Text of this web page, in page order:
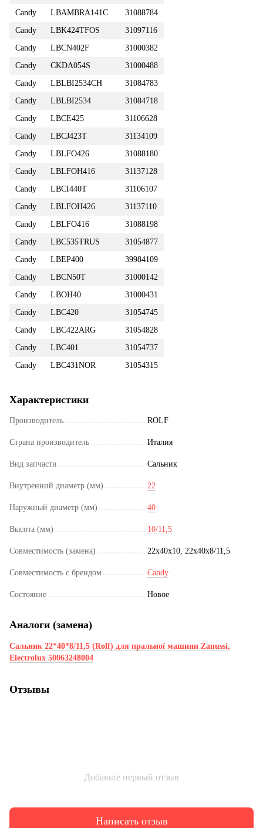
Candy
LBAMBRA141C
31088784
Candy
LBK424TFOS
31097116
Candy
LBCN402F
31000382
Candy
CKDA054S
31000488
Candy
LBLBI2534CH
31084783
Candy
LBLBI2534
31084718
Candy
LBCE425
31106628
Candy
LBCJ423T
31134109
Candy
LBLFO426
31088180
Candy
LBLFOH416
31137128
Candy
LBCI440T
31106107
Candy
LBLFOH426
31137110
Candy
LBLFO416
31088198
Candy
LBC535TRUS
31054877
Candy
LBEP400
39984109
Candy
LBCN50T
31000142
Candy
LBOH40
31000431
Candy
LBC420
31054745
Candy
LBC422ARG
31054828
Candy
LBC401
31054737
Candy
LBC431NOR 31054315
Характеристики
Производитель ROLF
Страна производитель Италия
Вид запчасти Сальник
Внутренний диаметр (мм) 22
Наружный диаметр (мм) 40
Высота (мм) 10/11,5
Совместимость (замена) 22x40x10, 22x40x8/11,5
Совместимость с брендом Candy
Состояние Новое
Аналоги (замена)
Сальник 22*40*8/11,5 (Rolf) для пральної машини Zanussi,
Electrolux 50063248004
Отзывы
Добавьте первый отзыв
Написать отзыв